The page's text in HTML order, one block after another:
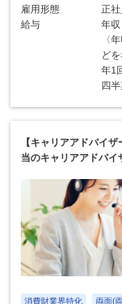
雇用形態
正社
給与
年
〈
ど
年1
四半
【キャリアアドバイ
当のキャリアアドバイ
消費財業界特化 両面(